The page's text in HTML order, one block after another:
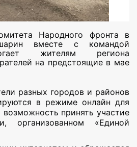
Народного фронта в
вместе с командой
жителям региона
на предстоящие в мае
разных городов и районов
в режиме онлайн для
принять участие
организованном «Единой